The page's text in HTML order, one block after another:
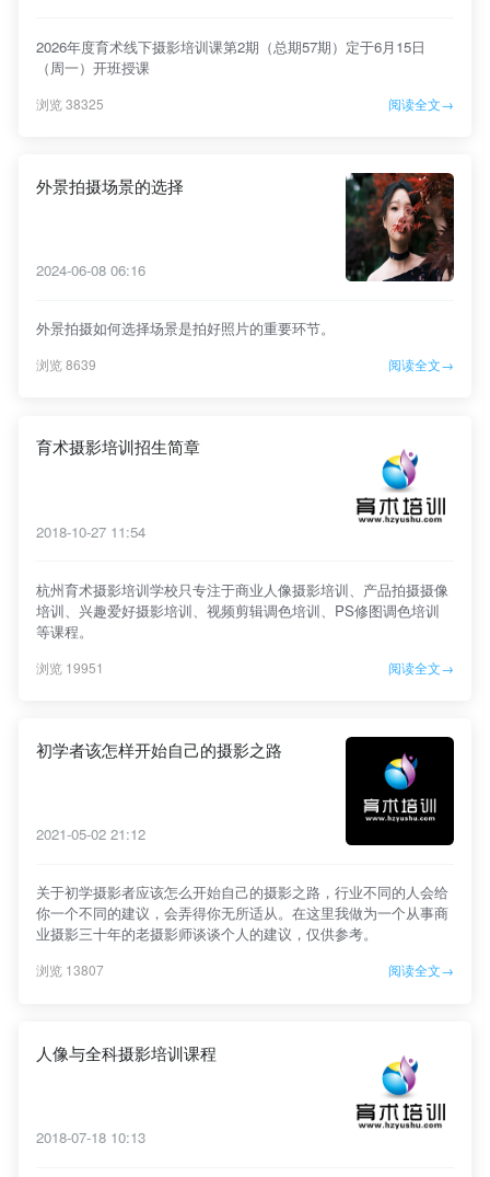
2026年度育术线下摄影培训课第2期（总期57期）定于6月15日
（周一）开班授课
浏览 38325 阅读全文→
外景拍摄场景的选择
2024-06-08 06:16
外景拍摄如何选择场景是拍好照片的重要环节。
浏览 8639 阅读全文→
育术摄影培训招生简章
2018-10-27 11:54
杭州育术摄影培训学校只专注于商业人像摄影培训、产品拍摄摄像
培训、兴趣爱好摄影培训、视频剪辑调色培训、PS修图调色培训
等课程。
浏览 19951 阅读全文→
初学者该怎样开始自己的摄影之路
2021-05-02 21:12
关于初学摄影者应该怎么开始自己的摄影之路，行业不同的人会给
你一个不同的建议，会弄得你无所适从。在这里我做为一个从事商
业摄影三十年的老摄影师谈谈个人的建议，仅供参考。
浏览 13807 阅读全文→
人像与全科摄影培训课程
2018-07-18 10:13